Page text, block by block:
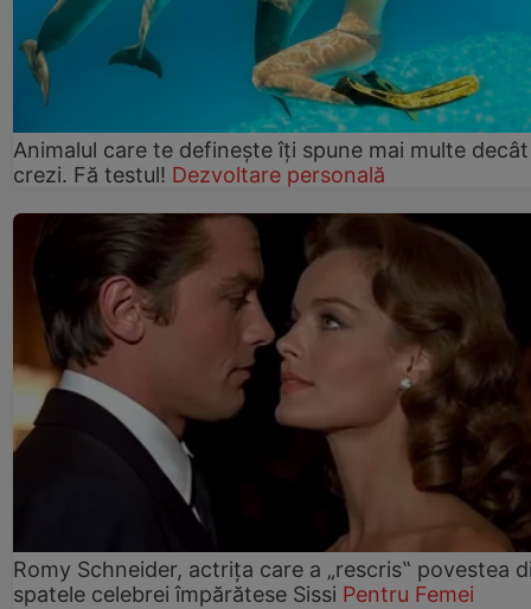
Animalul care te definește îți spune mai multe decât
crezi. Fă testul! Dezvoltare personală
Romy Schneider, actrița care a „rescris‟ povestea
spatele celebrei împărătese Sissi Pentru Femei